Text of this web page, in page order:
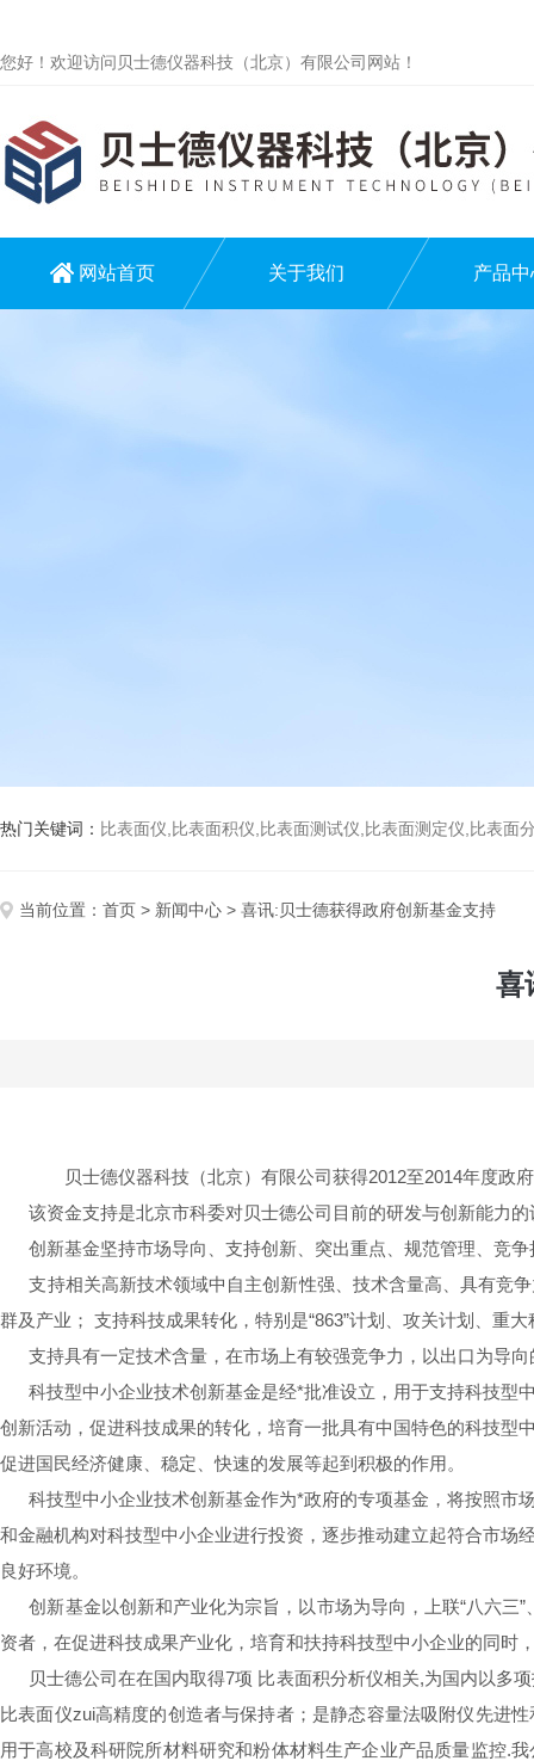
您好！欢迎访问贝士德仪器科技（北京）有限公司网站！
网站首页 关于我们 产品中
热门关键词： 比表面仪,比表面积仪,比表面测试仪,比表面测定仪,比表面分析仪,比表
当前位置： 首页 > 新闻中心 > 喜讯:贝士德获得政府创新基金支持
喜
贝士德仪器科技（北京）有限公司获得2012至2014年度政
该资金支持是北京市科委对贝士德公司目前的研发与创新能力
创新基金坚持市场导向、支持创新、突出重点、规范管理、竞争
支持相关高新技术领域中自主创新性强、技术含量高、具有竞
群及产业； 支持科技成果转化，特别是“863”计划、攻关计划、重
支持具有一定技术含量，在市场上有较强竞争力，以出口为导
科技型中小企业技术创新基金是经*批准设立，用于支持科技型
创新活动，促进科技成果的转化，培育一批具有中国特色的科技
促进国民经济健康、稳定、快速的发展等起到积极的作用。
科技型中小企业技术创新基金作为*政府的专项基金，将按照市
和金融机构对科技型中小企业进行投资，逐步推动建立起符合市
良好环境。
创新基金以创新和产业化为宗旨，以市场为导向，上联“八六三”
资者，在促进科技成果产业化，培育和扶持科技型中小企业的同
贝士德公司在在国内取得7项 比表面积分析仪相关,为国内以多
比表面仪zui高精度的创造者与保持者；是静态容量法吸附仪先进
用于高校及科研院所材料研究和粉体材料生产企业产品质量监控.